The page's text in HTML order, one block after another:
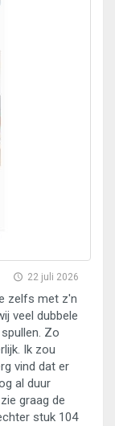
22 juli 2026
zelfs met z'n
veel dubbele
Zo
Ik zou
vind dat er
al duur
graag de
stuk 104